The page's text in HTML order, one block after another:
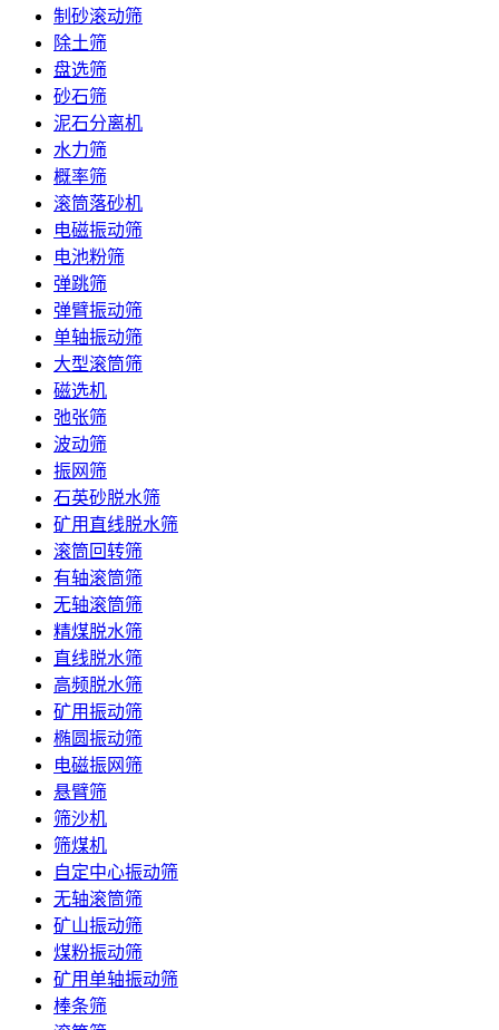
制砂滚动筛
除土筛
盘选筛
砂石筛
泥石分离机
水力筛
概率筛
滚筒落砂机
电磁振动筛
电池粉筛
弹跳筛
弹臂振动筛
单轴振动筛
大型滚筒筛
磁选机
弛张筛
波动筛
振网筛
石英砂脱水筛
矿用直线脱水筛
滚筒回转筛
有轴滚筒筛
无轴滚筒筛
精煤脱水筛
直线脱水筛
高频脱水筛
矿用振动筛
椭圆振动筛
电磁振网筛
悬臂筛
筛沙机
筛煤机
自定中心振动筛
无轴滚筒筛
矿山振动筛
煤粉振动筛
矿用单轴振动筛
棒条筛